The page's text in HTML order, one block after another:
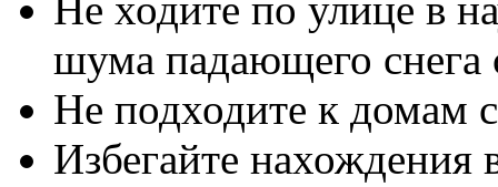
шума падающего
Не подходите к домам
Избегайте нахождения